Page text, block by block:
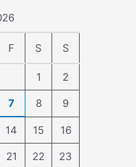
F S S
1
2
7 8 9
14 15
16
21 22
23